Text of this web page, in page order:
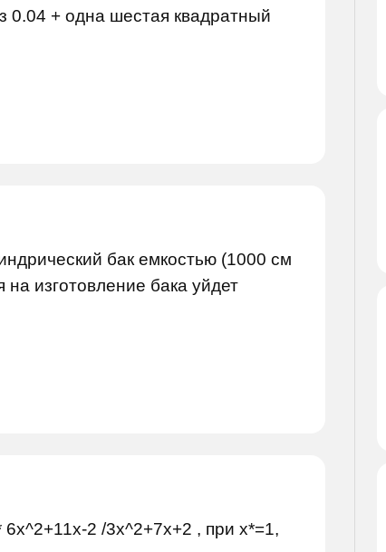
0.04 + одна шестая квадратный
бак емкостью (1000 см
изготовление бака уйдет
2 /3x^2+7x+2 , при x*=1,